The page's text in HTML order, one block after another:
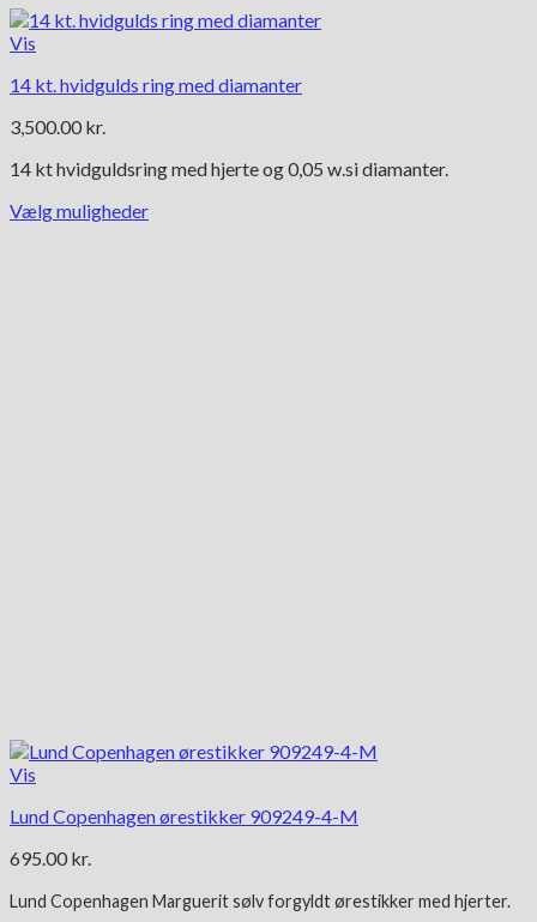
Vis
14 kt. hvidgulds ring med diamanter
3,500.00 kr.
14 kt hvidguldsring med hjerte og 0,05 w.si diamanter.
Vælg muligheder
Vis
Lund Copenhagen ørestikker 909249-4-M
695.00 kr.
Lund Copenhagen Margueritsølv forgyldtørestikker med hjerter.